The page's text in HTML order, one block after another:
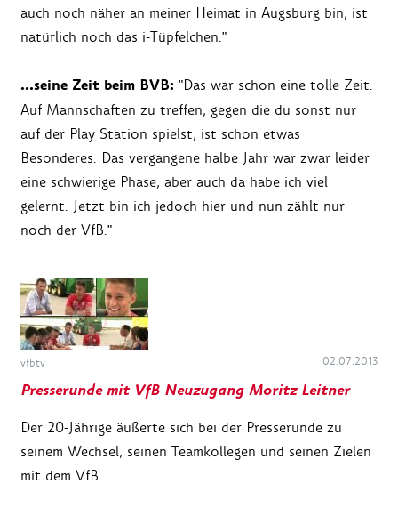
auch noch näher an meiner Heimat in Augsburg bin, ist
natürlich noch das i-Tüpfelchen."
…seine Zeit beim BVB: "Das war schon eine tolle Zeit.
Auf Mannschaften zu treffen, gegen die du sonst nur
auf der Play Station spielst, ist schon etwas
Besonderes. Das vergangene halbe Jahr war zwar leider
eine schwierige Phase, aber auch da habe ich viel
gelernt. Jetzt bin ich jedoch hier und nun zählt nur
noch der VfB."
vfbtv 02.07.2013
Presserunde mit VfB Neuzugang Moritz Leitner
Der 20-Jährige äußerte sich bei der Presserunde zu
seinem Wechsel, seinen Teamkollegen und seinen Zielen
mit dem VfB.